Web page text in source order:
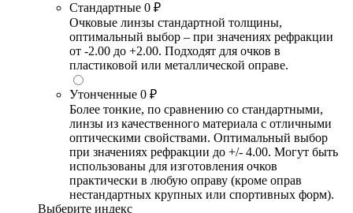
Стандартные 0 ₽
Очковые линзы стандартной толщины,
оптимальный выбор – при значениях рефракции
от -2.00 до +2.00. Подходят для очков в
пластиковой или металлической оправе.
Утонченные 0 ₽
Более тонкие, по сравнению со стандартными,
линзы из качественного материала с отличными
оптическими свойствами. Оптимальный выбор
при значениях рефракции до +/- 4.00. Могут быть
использованы для изготовления очков
практически в любую оправу (кроме оправ
нестандартных крупных или спортивных форм).
Выберите индекс